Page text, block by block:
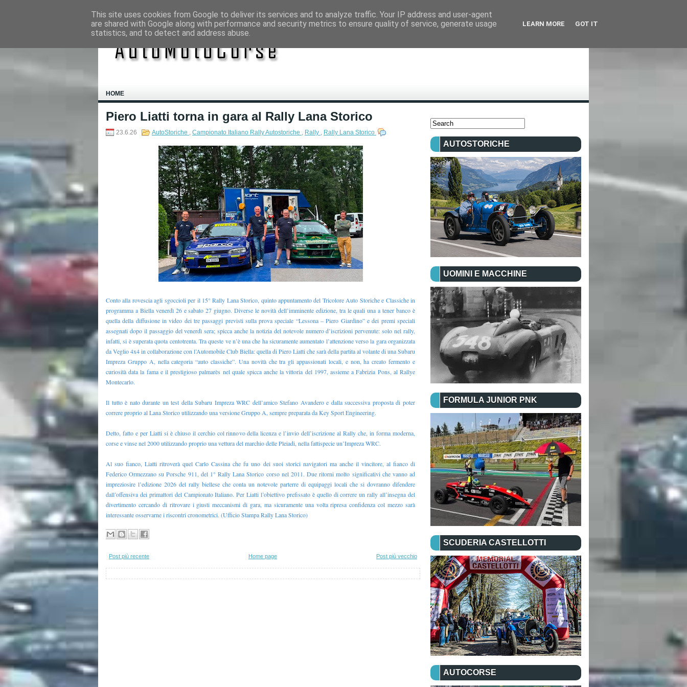
HOME
Piero Liatti torna in gara al Rally Lana Storico
23.6.26 AutoStoriche , Campionato Italiano Rally Autostoriche , Rally , Rally Lana Storico
Conto alla rovescia agli sgoccioli per il 15° Rally Lana Storico, quinto appuntamento del Tricolore Auto Storiche e Classiche in
programma a Biella venerdì 26 e sabato 27 giugno. Diverse le novità dell’imminente edizione, tra le quali una a tener banco è
quella della diffusione in video dei tre passaggi previsti sulla prova speciale “Lessona – Piero Giardino” e dei premi speciali
assegnati dopo il passaggio del venerdì sera; spicca anche la notizia del notevole numero d’iscrizioni pervenute: solo nel rally,
infatti, si è superata quota centotrenta. Tra queste ve n’è una che ha sicuramente aumentato l’attenzione verso la gara organizzata
da Veglio 4x4 in collaborazione con l’Automobile Club Biella: quella di Piero Liatti che sarà della partita al volante di una Subaru
Impreza Gruppo A, nella categoria “auto classiche”. Una novità che tra gli appassionati locali, e non, ha creato fermento e
curiosità data la fama e il prestigioso palmarès nel quale spicca anche la vittoria del 1997, assieme a Fabrizia Pons, al Rallye
Montecarlo.
Il tutto è nato durante un test della Subaru Impreza WRC dell’amico Stefano Avandero e dalla successiva proposta di poter
correre proprio al Lana Storico utilizzando una versione Gruppo A, sempre preparata da Key Sport Engineering.
Detto, fatto e per Liatti si è chiuso il cerchio col rinnovo della licenza e l’invio dell’iscrizione al Rally che, in forma moderna,
corse e vinse nel 2000 utilizzando proprio una vettura del marchio delle Pleiadi, nella fattispecie un’Impreza WRC.
Al suo fianco, Liatti ritroverà quel Carlo Cassina che fu uno dei suoi storici navigatori ma anche il vincitore, al fianco di
Federico Ormezzano su Porsche 911, del 1° Rally Lana Storico corso nel 2011. Due ritorni molto significativi che vanno ad
impreziosire l’edizione 2026 del rally biellese che conta un notevole parterre di equipaggi locali che si dovranno difendere
dall’offensiva dei primattori del Campionato Italiano. Per Liatti l’obiettivo prefissato è quello di correre un rally all’insegna del
divertimento cercando di ritrovare i giusti meccanismi di gara, ma sicuramente una volta ripresa confidenza col mezzo sarà
interessante osservarne i riscontri cronometrici. (Ufficio Stampa Rally Lana Storico)
Post più recente Post più vecchio
Home page
AUTOSTORICHE
UOMINI E MACCHINE
FORMULA JUNIOR PNK
SCUDERIA CASTELLOTTI
AUTOCORSE
This site uses cookies from Google to deliver its services and to analyze traffic. Your IP address and user-agent
are shared with Google along with performance and security metrics to ensure quality of service, generate usage
statistics, and to detect and address abuse.
LEARN MORE GOT IT